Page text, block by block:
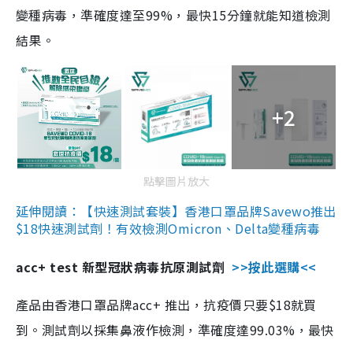
變種病毒，準確度達至99%，最快15分鐘就能知道檢測
結果。
+2
點擊圖片放大
延伸閱讀：【快速測試套裝】香港口罩品牌Savewo推出
$18快速測試劑！有效檢測Omicron、Delta變種病毒
acc+ test 新型冠狀病毒抗原測試劑 >>按此選購<<
產品由香港口罩品牌acc+ 推出，抗疫價只要$18就買
到。測試劑以採集鼻液作檢測，準確度達99.03%，最快